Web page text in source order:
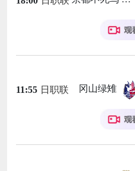
11:55 日职联 冈山绿雉